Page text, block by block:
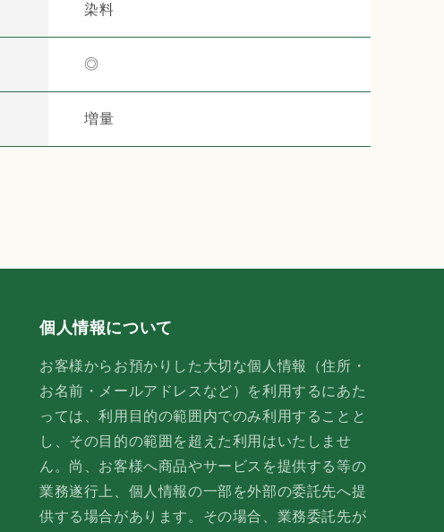
染料
◎
増量
個人情報について
お客様からお預かりした大切な個人情報（住所・
お名前・メールアドレスなど）を利用するにあた
っては、利用目的の範囲内でのみ利用することと
し、その目的の範囲を超えた利用はいたしませ
ん。尚、お客様へ商品やサービスを提供する等の
業務遂行上、個人情報の一部を外部の委託先へ提
供する場合があります。その場合、業務委託先が